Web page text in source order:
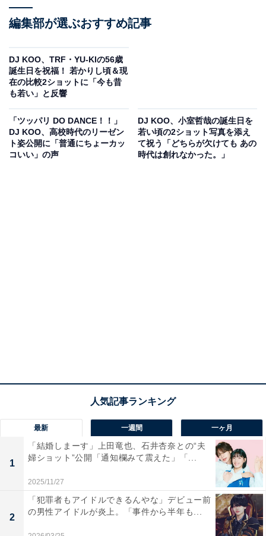
編集部が選ぶおすすめ記事
DJ KOO、TRF・YU-KIの56歳
誕生日を祝福！ 若かりし頃＆現
在の比較2ショットに「今も昔
も若い」と反響
「ツッパリ DO DANCE！！」
DJ KOO、高校時代のリーゼン
ト姿公開に「普通にちょーカッ
コいい」の声
DJ KOO、小室哲哉の誕生日を
若い頃の2ショット写真を添え
て祝う「どちらが欠けても あの
時代は創れなかった。」
最新 一週間 一ヶ月
1
「結婚しまーす」上田竜也、石井杏奈との“夫
婦ショット”公開「通知欄みて震えた」「...
2025/11/27
2
「犯罪者もアイドルできるんやな」デビュー前
の男性アイドルが炎上。「事件から半年も...